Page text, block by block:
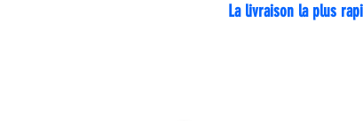
La livraison la plus